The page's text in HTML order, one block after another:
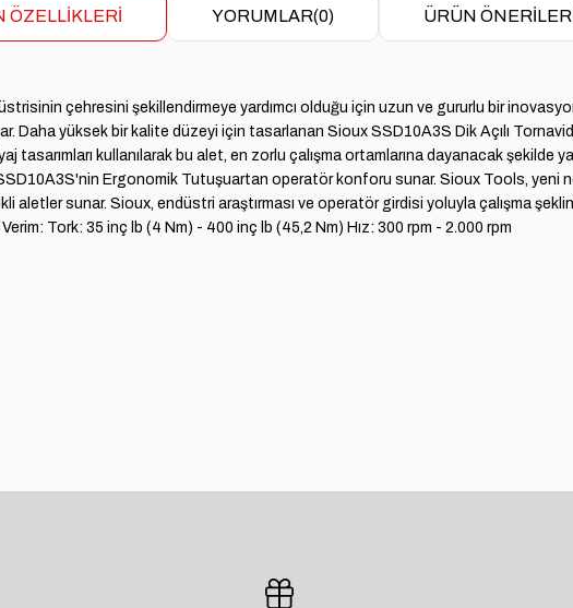
ÖZELLIKLERI YORUMLAR(0) ÜRÜN
çehresini şekillendirmeye yardımcı olduğu için uzun ve gururlu bir
Daha yüksek bir kalite düzeyi için tasarlanan Sioux SSD10A3S Dik Açılı
kullanılarak bu alet, en zorlu çalışma ortamlarına dayanacak şekilde
Ergonomik Tutuşuartan operatör konforu sunar. Sioux Tools, yeni
aletler sunar. Sioux, endüstri araştırması ve operatör girdisi yoluyla çalışma
Tork: 35 inç lb (4 Nm) - 400 inç lb (45,2 Nm) Hız: 300 rpm - 2.000 rpm